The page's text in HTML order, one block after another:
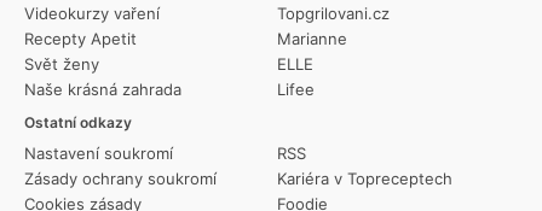
Videokurzy vaření
Recepty Apetit
Svět ženy
Naše krásná zahrada
Ostatní odkazy
Nastavení soukromí
Zásady ochrany soukromí
Cookies zásady
RSS
Kariéra v Topreceptech
Foodie
Topgrilovani.cz
Marianne
ELLE
Lifee